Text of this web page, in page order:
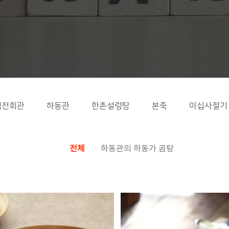
전회관 하동관 한촌설렁탕 본죽 이십사절기
전체 하동관의 하동가 곰탕